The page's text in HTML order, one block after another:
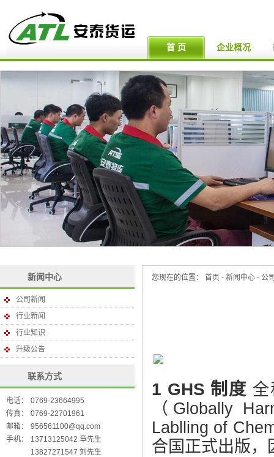
首 页 企业概况
新闻中心
公司新闻
行业新闻
行业知识
升级公告
联系方式
电话：
0769-23664995
传真：
0769-22701961
邮箱：
956561100@qq.com
手机：
13713125042 章先生
13827271547 刘先生
您现在的位置： 首页 - 新闻中心 - 公
1 GHS 制度
（Globally
Lablling of
合国正式出版，